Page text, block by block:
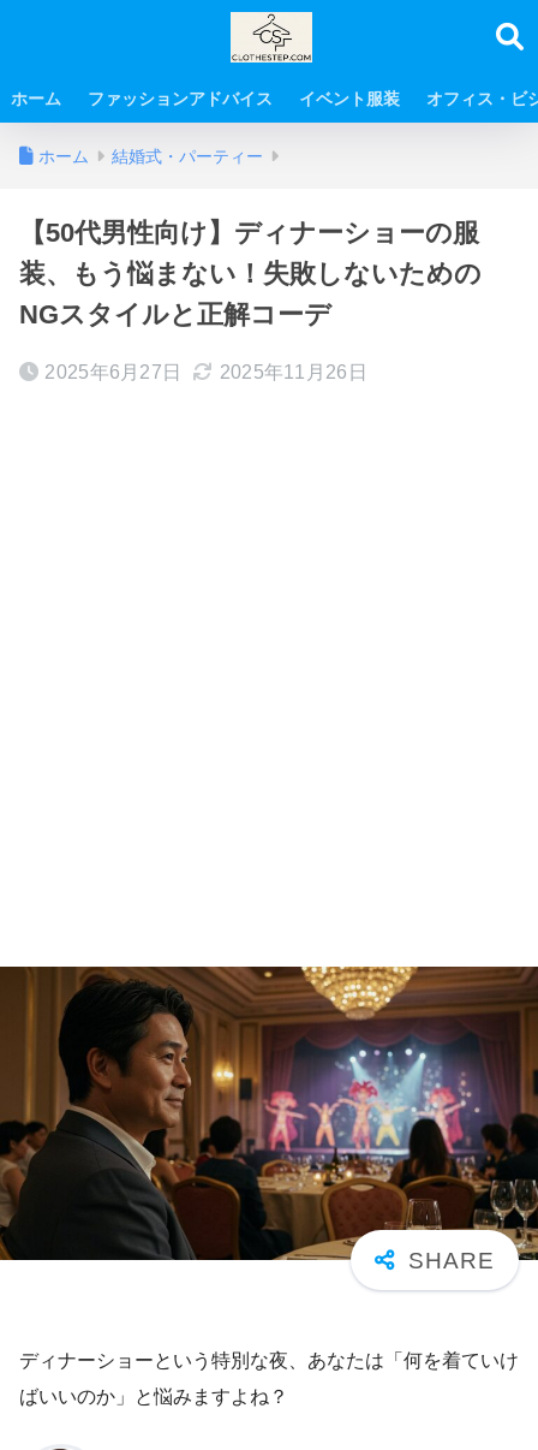
ホーム ファッションアドバイス イベント服装 オフィス・ビ
ホーム 結婚式・パーティー
【50代男性向け】ディナーショーの服
装、もう悩まない！失敗しないための
NGスタイルと正解コーデ
2025年6月27日 2025年11月26日
ディナーショーという特別な夜、あなたは「何を着ていけ
ばいいのか」と悩みますよね？